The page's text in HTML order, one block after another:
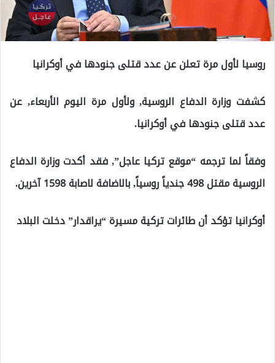
روسيا لأول مرة تعلن عن عدد قتلى جنودها في أوكرانيا
كشفت وزارة الدفاع الروسية, ولأول مرة اليوم الأربعاء, عن
عدد قتلى جنودها في أوكرانيا.
وفقاً لما ترجمه “موقع تركيا عاجل”, فقد أكدت وزارة الدفاع
الروسية مقتل 498 جندياً روسياً, بالاضافة لاصابة 1598 آخرين.
أوكرانيا تؤكد أن طائرات تركية مسيرة “يراقدار” دخلت البلاد